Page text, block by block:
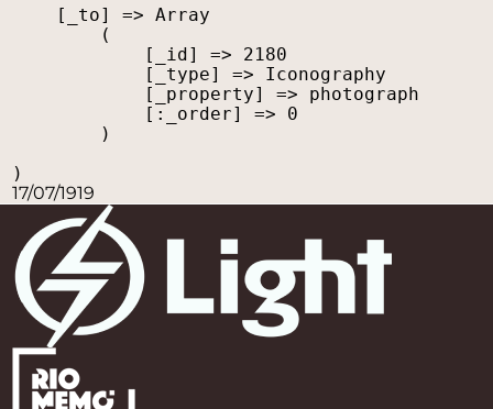
    [_to] => Array
        (
            [_id] => 2180
            [_type] => Iconography
            [_property] => photograph
            [:_order] => 0
        )
17/07/1919